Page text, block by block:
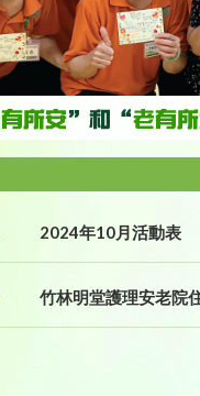
2024年10月活動表
竹林明堂護理安老院